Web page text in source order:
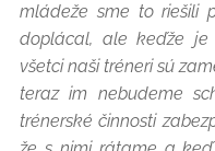
mládeže sme to riešili
doplácal, ale keďže je
všetci naši tréneri sú
teraz im nebudeme
trénerské činnosti